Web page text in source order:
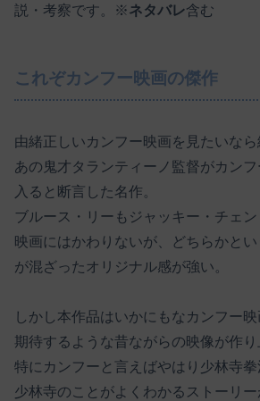
説・考察です。※ネタバレ含む
これぞカンフー映画の傑作
由緒正しいカンフー映画を見たいなら
あの鬼才タランティーノ監督がカン
入ると断言した名作。
ブルース・リーもジャッキー・チェ
映画にはかわりないが、どちらかと
が混ざったオリジナル感が強い。
しかし本作品はいかにもなカンフー
期待するような昔ながらの映像が作り
特にカンフーと言えばやはり少林寺拳
少林寺のことがよくわかるストーリ